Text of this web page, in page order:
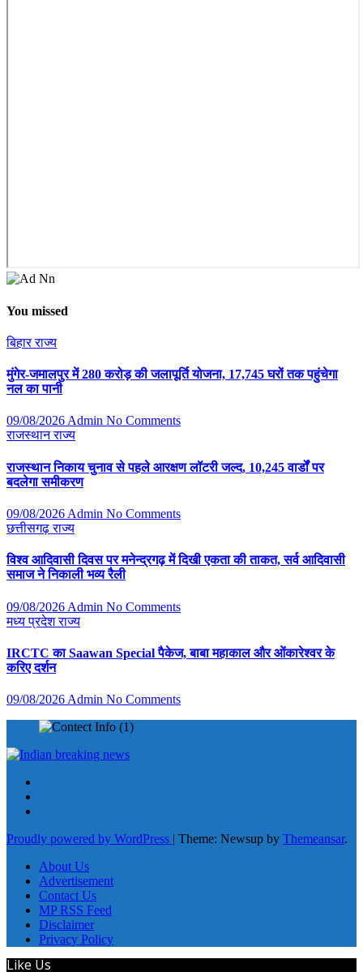
You missed
बिहारराज्य
मुंगेर-जमालपुर में 280 करोड़ की जलापूर्ति योजना, 17,745 घरों तक पहुंचेगा
नल का पानी
09/08/2026Admin No Comments
राजस्थानराज्य
राजस्थान निकाय चुनाव से पहले आरक्षण लॉटरी जल्द, 10,245 वार्डों पर
बदलेगा समीकरण
09/08/2026 Admin No Comments
छत्तीसगढ़राज्य
विश्व आदिवासी दिवस पर मनेन्द्रगढ़ में दिखी एकता की ताकत, सर्व आदिवासी
समाज ने निकाली भव्य रैली
09/08/2026 Admin No Comments
मध्य प्रदेशराज्य
IRCTC का Saawan Special पैकेज, बाबा महाकाल और ओंकारेश्वर के
करिए दर्शन
09/08/2026 Admin No Comments
Proudly powered by WordPress | Theme: Newsup by Themeansar.
About Us
Advertisement
Contact Us
MP RSS Feed
Disclaimer
Privacy Policy
Like Us